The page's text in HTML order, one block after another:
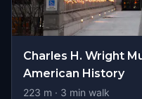
Charles H. Wright
American History
223 m · 3 min walk